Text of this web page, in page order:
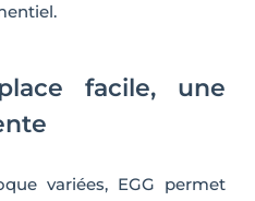
facile, une
variées, EGG permet